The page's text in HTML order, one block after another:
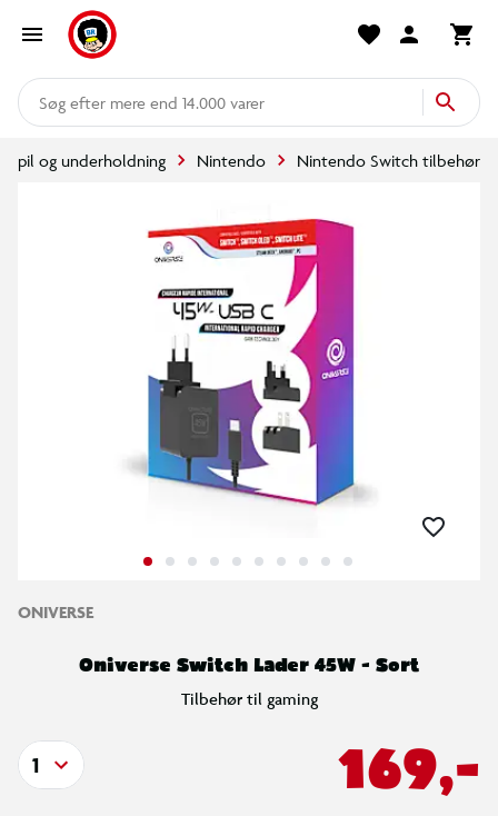
mere end 14.000 varer
Spil og underholdning Nintendo Nintendo Switch tilbehør
ONIVERSE
Oniverse Switch Lader 45W - Sort
Tilbehør til gaming
169,-
1